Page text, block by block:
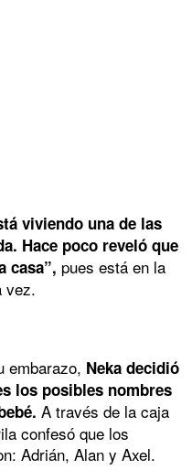
viviendo una de las
Hace poco reveló que
casa”, pues está en la
vez.
embarazo, Neka decidió
los posibles nombres
A través de la caja
confesó que los
Adrián, Alan y Axel.